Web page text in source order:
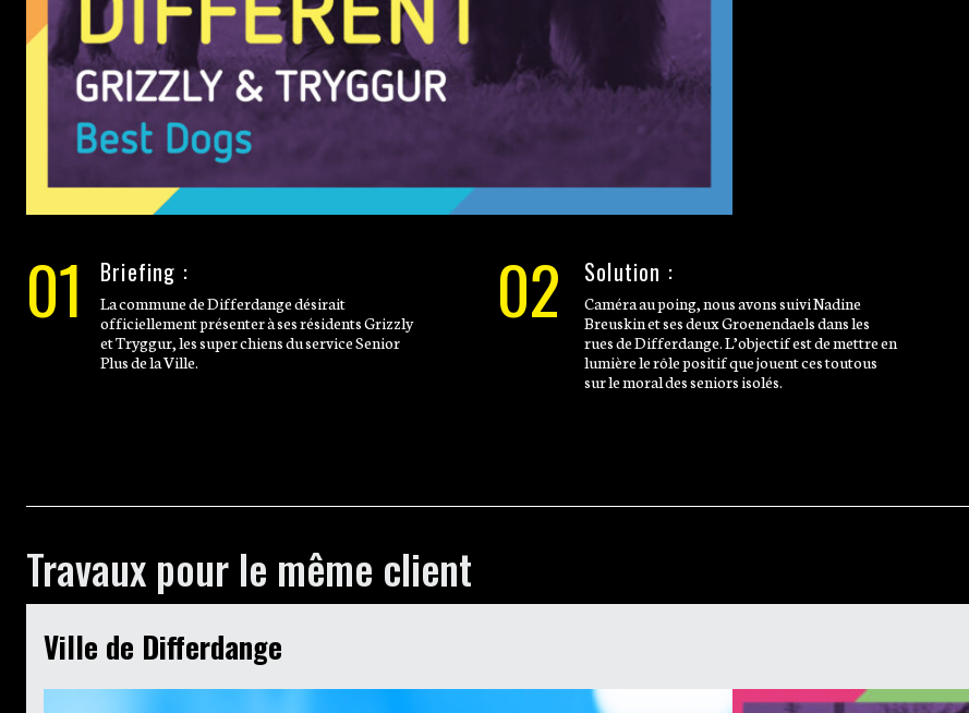
01 Briefing :
La commune de Differdange désirait
officiellement présenter à ses résidents Grizzly
et Tryggur, les super chiens du service Senior
Plus de la Ville.
02 Solution :
Caméra au poing, nous avons suivi Nadine
Breuskin et ses deux Groenendaels dans les
rues de Differdange. L’objectif est de mettre en
lumière le rôle positif que jouent ces toutous
sur le moral des seniors isolés.
Travaux pour le même client
Ville de Differdange